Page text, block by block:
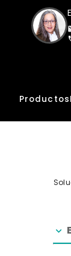
Productos
chevron_right